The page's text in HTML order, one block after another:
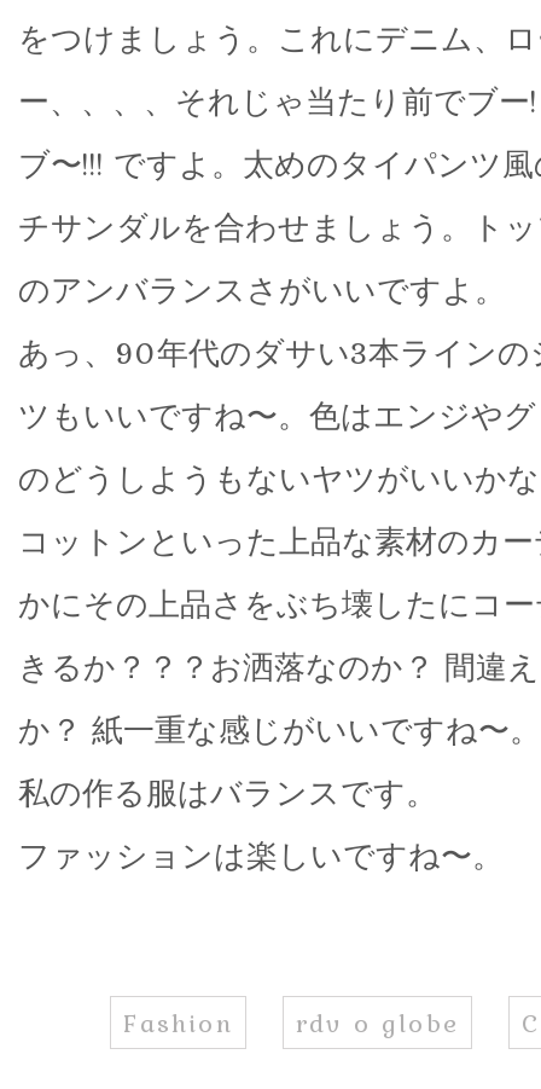
をつけましょう。これにデニム、
ー、、、、それじゃ当たり前でブ
ブ〜!!! ですよ。太めのタイパンツ
チサンダルを合わせましょう。ト
のアンバランスさがいいですよ。
あっ、90年代のダサい3本ライン
ツもいいですね〜。色はエンジや
のどうしようもないヤツがいいか
コットンといった上品な素材のカ
かにその上品さをぶち壊したにコ
きるか？？？お洒落なのか？ 間違
か？ 紙一重な感じがいいですね〜。
私の作る服はバランスです。
ファッションは楽しいですね〜。
Fashion rdv o globe